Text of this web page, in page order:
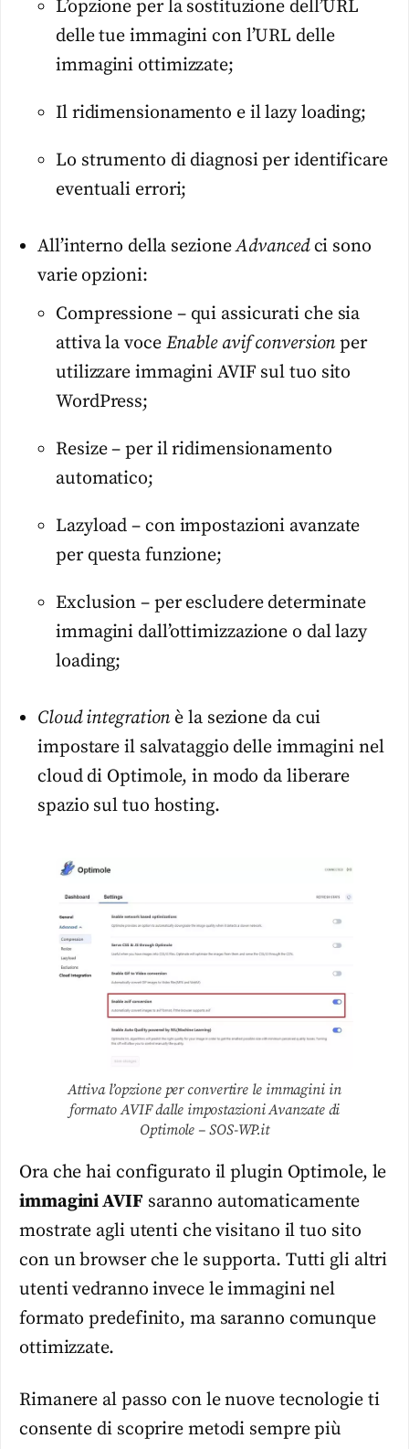
L’opzione per la sostituzione dell’URL
delle tue immagini con l’URL delle
immagini ottimizzate;
Il ridimensionamento e il lazy loading;
Lo strumento di diagnosi per identificare
eventuali errori;
All’interno della sezioneAdvancedci sono
varie opzioni:
Compressione – qui assicurati che sia
attiva la voce Enable avif conversionper
utilizzare immagini AVIF sul tuo sito
WordPress;
Resize – per il ridimensionamento
automatico;
Lazyload – con impostazioni avanzate
per questa funzione;
Exclusion – per escludere determinate
immagini dall’ottimizzazione o dal lazy
loading;
Cloud integrationè la sezione da cui
impostare il salvataggio delle immagini nel
cloud di Optimole, in modo da liberare
spazio sul tuo hosting.
Attiva l’opzione per convertire le immagini in
formato AVIF dalle impostazioni Avanzate di
Optimole – SOS-WP.it
Ora che hai configurato il plugin Optimole, le
immagini AVIFsaranno automaticamente
mostrate agli utenti che visitano il tuo sito
con un browser che le supporta. Tutti gli altri
utenti vedranno invece le immagini nel
formato predefinito, ma saranno comunque
ottimizzate.
Rimanere al passo con le nuove tecnologie ti
consente di scoprire metodi sempre più